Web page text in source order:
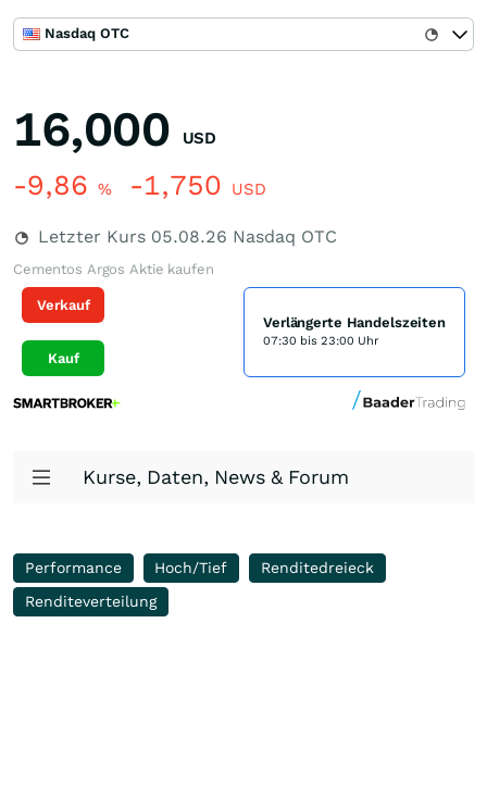
Nasdaq OTC
16,000 USD
-9,86 % -1,750 USD
Letzter Kurs 05.08.26 Nasdaq OTC
Cementos Argos Aktie kaufen
Verkauf
Kauf
Verlängerte Handelszeiten
07:30 bis 23:00 Uhr
Kurse, Daten, News & Forum
Performance Hoch/Tief
Renditedreieck
Renditeverteilung